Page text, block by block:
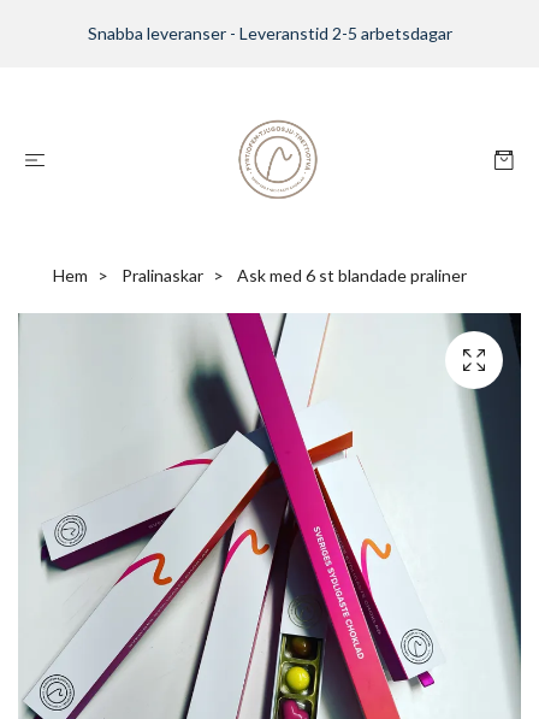
Snabba leveranser - Leveranstid 2-5 arbetsdagar
Hem Pralinaskar Ask med 6 st blandade praliner